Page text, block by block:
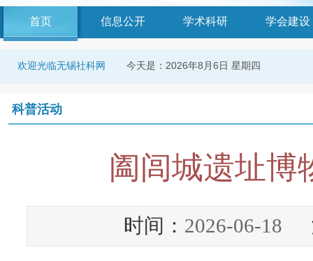
首页 信息公开 学术科研 学会建设
欢迎光临无锡社科网 今天是： 2026年8月6日 星期四
科普活动
阖闾城遗址博
时间： 2026-06-18